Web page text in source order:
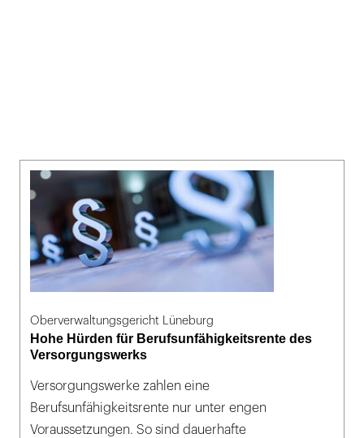
Oberverwaltungsgericht Lüneburg
Hohe Hürden für Berufsunfähigkeitsrente des
Versorgungswerks
Versorgungswerke zahlen eine
Berufsunfähigkeitsrente nur unter engen
Voraussetzungen. So sind dauerhafte